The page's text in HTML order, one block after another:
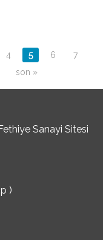
4 5 6
7
son »
Sanayi Sitesi
)